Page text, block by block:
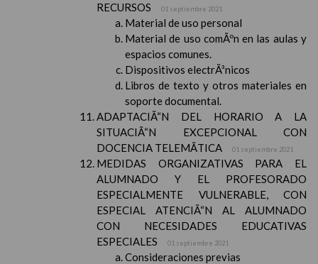
RECURSOS
01 septiembre 2021
Material de uso personal
Material de uso comÃºn en las aulas y
espacios comunes.
Dispositivos electrÃ³nicos
Libros de texto y otros materiales en
soporte documental.
ADAPTACIÃ“N DEL HORARIO A LA
SITUACIÃ“N EXCEPCIONAL CON
DOCENCIA TELEMÃTICA
01 septiembre 2021
MEDIDAS ORGANIZATIVAS PARA EL
ALUMNADO Y EL PROFESORADO
ESPECIALMENTE VULNERABLE, CON
ESPECIAL ATENCIÃ“N AL ALUMNADO
CON NECESIDADES EDUCATIVAS
ESPECIALES
01 septiembre 2021
Consideraciones previas